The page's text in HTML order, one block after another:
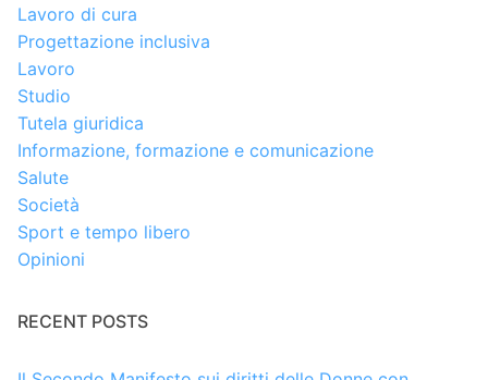
Lavoro di cura
Progettazione inclusiva
Lavoro
Studio
Tutela giuridica
Informazione, formazione e comunicazione
Salute
Società
Sport e tempo libero
Opinioni
RECENT POSTS